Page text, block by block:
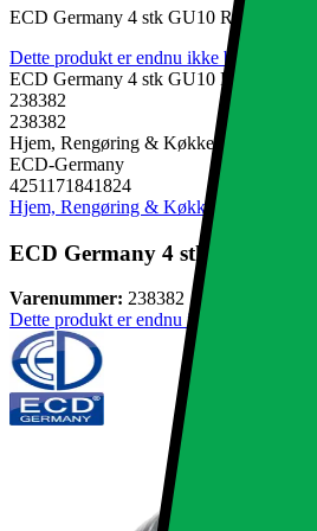
ECD Germany 4 stk GU10 RGB LED
Dette produkt er endnu ikke blevet
ECD Germany 4 stk GU10 RGB LED
238382
238382
Hjem, Rengøring & Køkkenudstyr, El
ECD-Germany
4251171841824
Hjem, Rengøring & Køkkenudstyr
ECD Germany 4 stk GU10
Varenummer: 238382
Dette produkt er endnu ikke blevet